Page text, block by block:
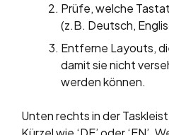
Prüfe, welche
(z.B. Deutsch,
Entferne Layouts,
damit sie nicht
werden können.
Unten rechts in der